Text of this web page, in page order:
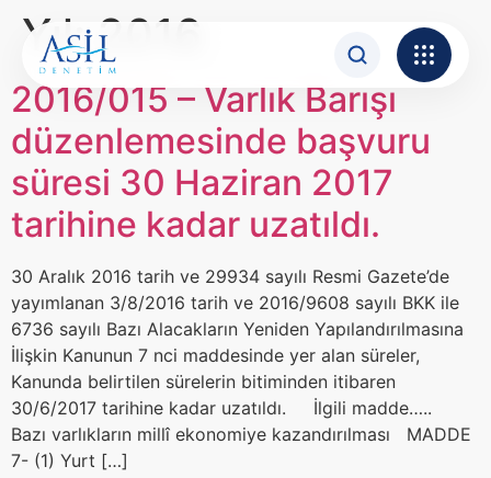
Yıl:2016
2016/015 – Varlık Barışı
düzenlemesinde başvuru
süresi 30 Haziran 2017
tarihine kadar uzatıldı.
30 Aralık 2016 tarih ve 29934 sayılı Resmi Gazete’de
yayımlanan 3/8/2016 tarih ve 2016/9608 sayılı BKK ile
6736 sayılı Bazı Alacakların Yeniden Yapılandırılmasına
İlişkin Kanunun 7 nci maddesinde yer alan süreler,
Kanunda belirtilen sürelerin bitiminden itibaren
30/6/2017 tarihine kadar uzatıldı. İlgili madde…..
Bazı varlıkların millî ekonomiye kazandırılması MADDE
7- (1) Yurt […]